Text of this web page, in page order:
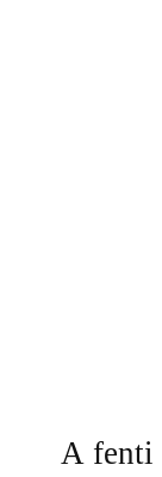
A fenti